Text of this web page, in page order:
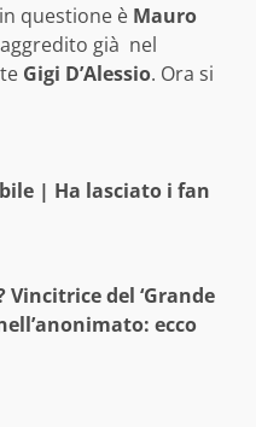
questione è Mauro
già nel
Gigi D’Alessio. Ora si
| Ha lasciato i fan
del ‘Grande
ecco